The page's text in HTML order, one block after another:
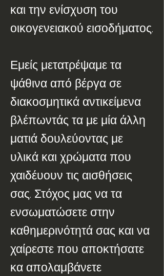
και την ενίσχυση του
οικογενειακού εισοδήματος.
Εμείς μετατρέψαμε τα
ψάθινα από βέργα σε
διακοσμητικά αντικείμενα
βλέπωντάς τα με μία άλλη
ματιά δουλεύοντας με
υλικά και χρώματα που
χαιδέυουν τις αισθήσεις
σας. Στόχος μας να τα
ενσωματώσετε στην
καθημερινότητά σας και να
χαίρεστε που αποκτήσατε
κα απολαμβάνετε